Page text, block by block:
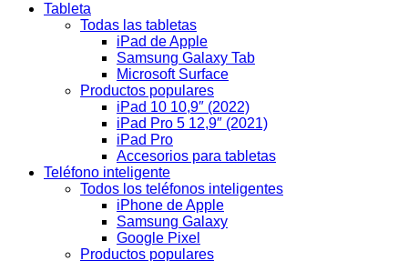
Tableta
Todas las tabletas
iPad de Apple
Samsung Galaxy Tab
Microsoft Surface
Productos populares
iPad 10 10,9″ (2022)
iPad Pro 5 12,9″ (2021)
iPad Pro
Accesorios para tabletas
Teléfono inteligente
Todos los teléfonos inteligentes
iPhone de Apple
Samsung Galaxy
Google Pixel
Productos populares